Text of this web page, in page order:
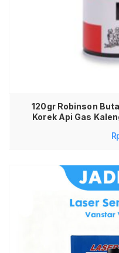
120gr Robinson
Korek Api Gas